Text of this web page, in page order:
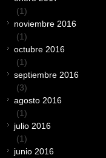
(1)
noviembre 2016
(1)
octubre 2016
(1)
septiembre 2016
(3)
agosto 2016
(1)
julio 2016
(1)
junio 2016